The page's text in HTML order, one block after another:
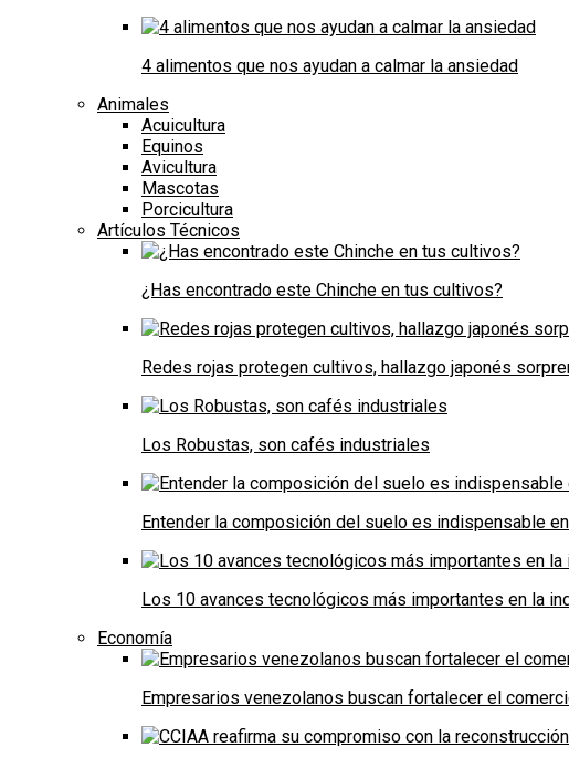
4 alimentos que nos ayudan a calmar la ansiedad
Animales
Acuicultura
Equinos
Avicultura
Mascotas
Porcicultura
Artículos Técnicos
¿Has encontrado este Chinche en tus cultivos?
Redes rojas protegen cultivos, hallazgo japonés
Los Robustas, son cafés industriales
Entender la composición del suelo es indispensable
Los 10 avances tecnológicos más importantes en la
Economía
Empresarios venezolanos buscan fortalecer el